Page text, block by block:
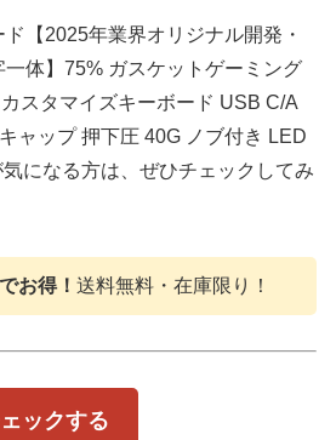
ド【2025年業界オリジナル開発・
一体】75% ガスケットゲーミング
スタマイズキーボード USB C/A
ャップ 押下圧 40G ノブ付き LED
になる方は、ぜひチェックしてみ
お得！ 送料無料・在庫限り！
ックする